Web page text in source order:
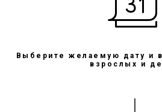
Выберите желаемую дату и
взрослых и